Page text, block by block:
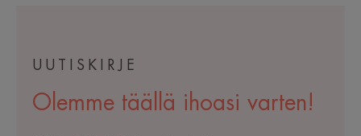
UUTISKIRJE
Olemme täällä ihoasi varten!